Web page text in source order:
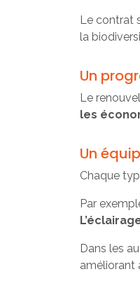
Le contrat
la
Un
Le
les
Un
Chaque
Par
Dans les
améliorant